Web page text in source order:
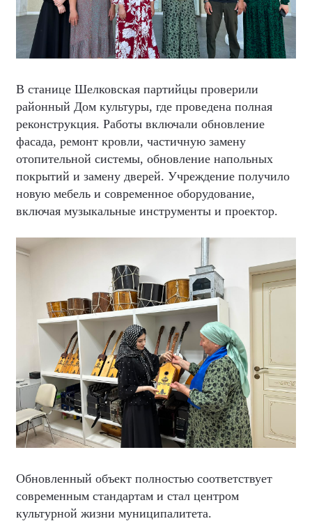
В станице Шелковская партийцы проверили
районный Дом культуры, где проведена полная
реконструкция. Работы включали обновление
фасада, ремонт кровли, частичную замену
отопительной системы, обновление напольных
покрытий и замену дверей. Учреждение получило
новую мебель и современное оборудование,
включая музыкальные инструменты и проектор.
Обновленный объект полностью соответствует
современным стандартам и стал центром
культурной жизни муниципалитета.